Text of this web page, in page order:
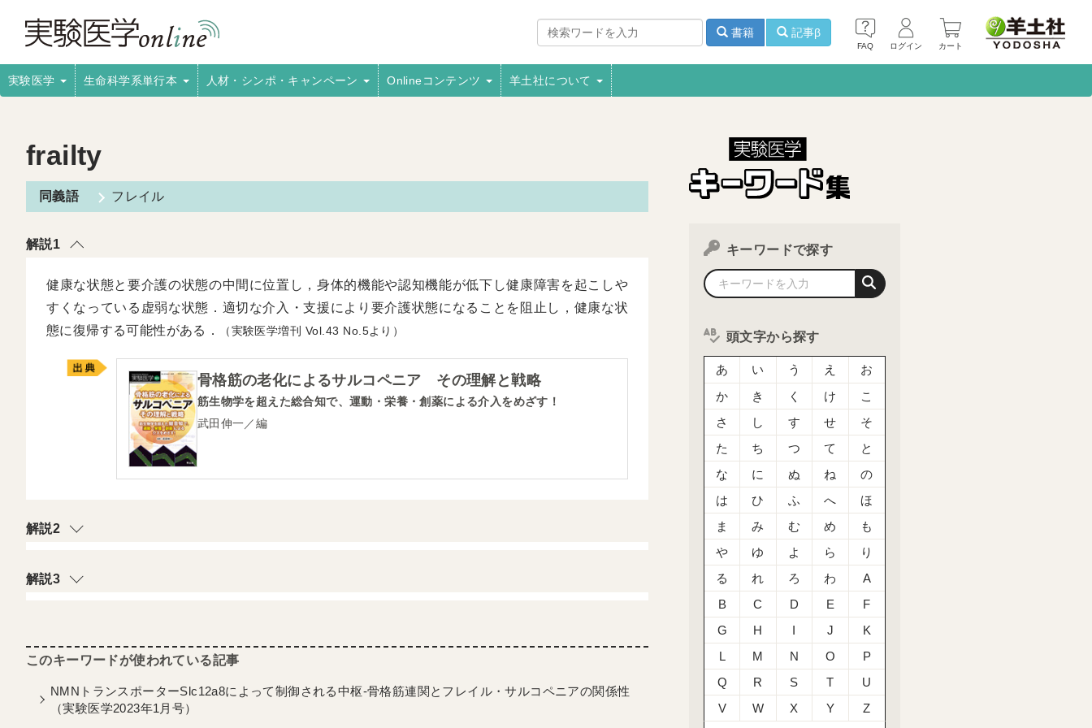
FAQ ログイン カート
書籍 記事β
実験医学 生命科学系単行本 人材・シンポ・キャンペーン Onlineコンテンツ 羊土社について
frailty
フレイル
解説1
健康な状態と要介護の状態の中間に位置し，身体的機能や認知機能が低下し健康障害を起こしや
すくなっている虚弱な状態．適切な介入・支援により要介護状態になることを阻止し，健康な状
態に復帰する可能性がある．
（実験医学増刊 43 5より）
骨格筋の老化によるサルコペニア その理解と戦略
筋生物学を超えた総合知で、運動・栄養・創薬による介入をめざす！
武田伸一／編
解説2
解説3
NMNトランスポーターSlc12a8によって制御される中枢-骨格筋連関とフレイル・サルコペニアの関係性
（実験医学2023年1月号）
キーワードで探す
頭文字から探す
あ い う え
お
か
き く け
こ
さ
し す せ
そ
た
ち つ て
と
な
に ぬ ね
の
は
ひ ふ へ
ほ
ま
み む め
も
や
ゆ よ ら
り
る
れ ろ わ
A
B
C D E
F
G
H I J
K
L
M N O
P
Q
R S T
U
V
W X Y
Z